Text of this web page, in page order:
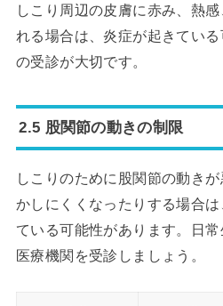
しこり周辺の皮膚に赤み、熱
れる場合は、炎症が起きてい
の受診が大切です。
2.5 股関節の動きの制限
しこりのために股関節の動き
かしにくくなったりする場合
ている可能性があります。日常
医療機関を受診しましょう。